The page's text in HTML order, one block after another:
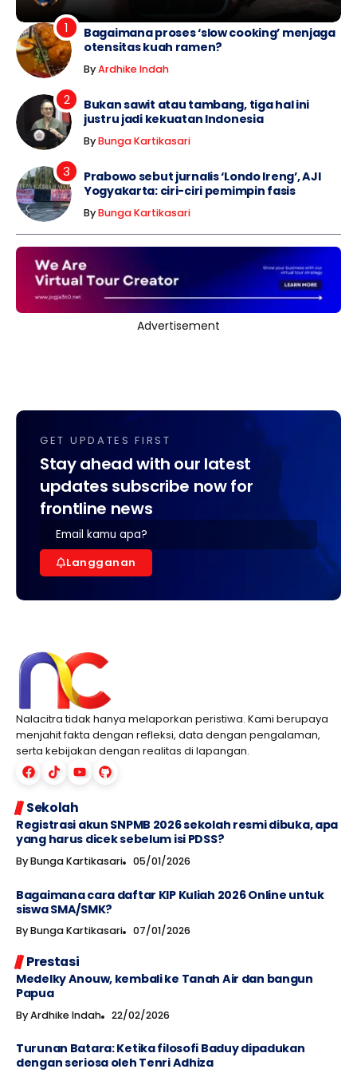
Bagaimana proses ‘slow cooking’ menjaga
otensitas kuah ramen?
ByArdhike Indah
Bukan sawit atau tambang, tiga hal ini
justru jadi kekuatan Indonesia
ByBunga Kartikasari
Prabowo sebut jurnalis ‘Londo Ireng’, AJI
Yogyakarta: ciri-ciri pemimpin fasis
ByBunga Kartikasari
Advertisement
GET UPDATES FIRST
Stay ahead with our latest
updates subscribe now for
frontline news
Langganan
Nalacitra tidak hanya melaporkan peristiwa. Kami berupaya
menjahit fakta dengan refleksi, data dengan pengalaman,
serta kebijakan dengan realitas di lapangan.
Sekolah
Registrasi akun SNPMB 2026 sekolah resmi dibuka, apa
yang harus dicek sebelum isi PDSS?
ByBunga Kartikasari 05/01/2026
Bagaimana cara daftar KIP Kuliah 2026 Online untuk
siswa SMA/SMK?
ByBunga Kartikasari 07/01/2026
Prestasi
Medelky Anouw, kembali ke Tanah Air dan bangun
Papua
ByArdhike Indah 22/02/2026
Turunan Batara: Ketika filosofi Baduy dipadukan
dengan seriosa oleh Tenri Adhiza